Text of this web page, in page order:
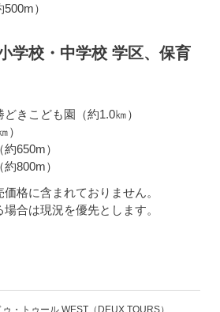
）
学校・中学校 学区、保育
きこども園（約1.0㎞）
）
650m）
800m）
格に含まれておりません。
合は現況を優先とします。
ゥ・トゥール WEST（DEUX TOURS）